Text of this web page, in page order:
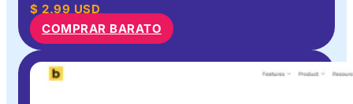
$ 2.99 USD
COMPRAR BARATO